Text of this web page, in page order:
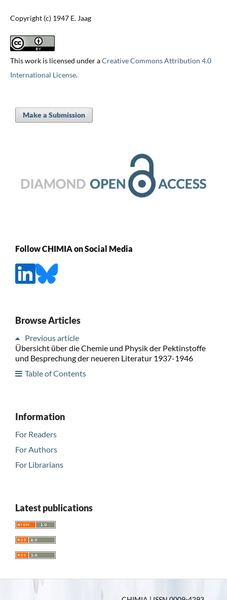
Copyright (c) 1947 E. Jaag
This work is licensed under aCreative Commons Attribution 4.0
International License.
Make a Submission
Follow CHIMIA on Social Media
Browse Articles
Previous article
Übersicht über die Chemie und Physik der Pektinstoffe
und Besprechung der neueren Literatur 1937-1946
Table of Contents
Information
For Readers
For Authors
For Librarians
Latest publications